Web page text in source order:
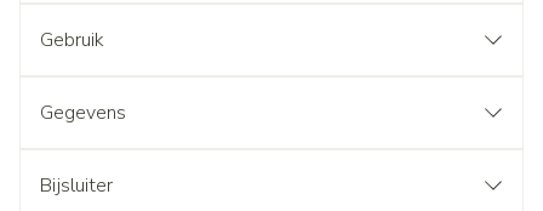
Gebruik
Gegevens
Bijsluiter